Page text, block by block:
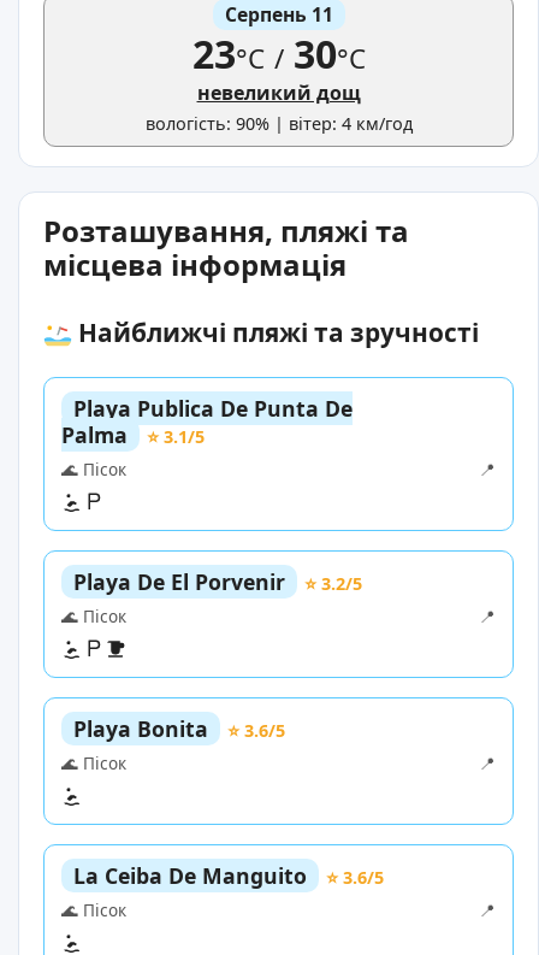
Серпень 11
23°C /30°C
невеликий дощ
вологість: 90% | вітер: 4 км/год
Розташування, пляжі та
місцева інформація
Найближчі пляжі та зручності
Playa Publica De Punta De
Palma
⭐ 3.1/5
🌊 Пісок
📍
Playa De El Porvenir
⭐ 3.2/5
🌊 Пісок
📍
Playa Bonita
⭐ 3.6/5
🌊 Пісок
📍
La Ceiba De Manguito
⭐ 3.6/5
🌊 Пісок
📍